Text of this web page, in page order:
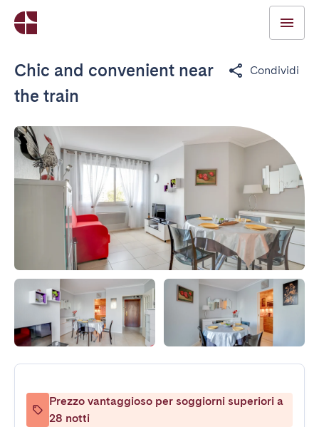
Chic and convenient near
the train
Condividi
Prezzo vantaggioso per soggiorni superiori a
28 notti